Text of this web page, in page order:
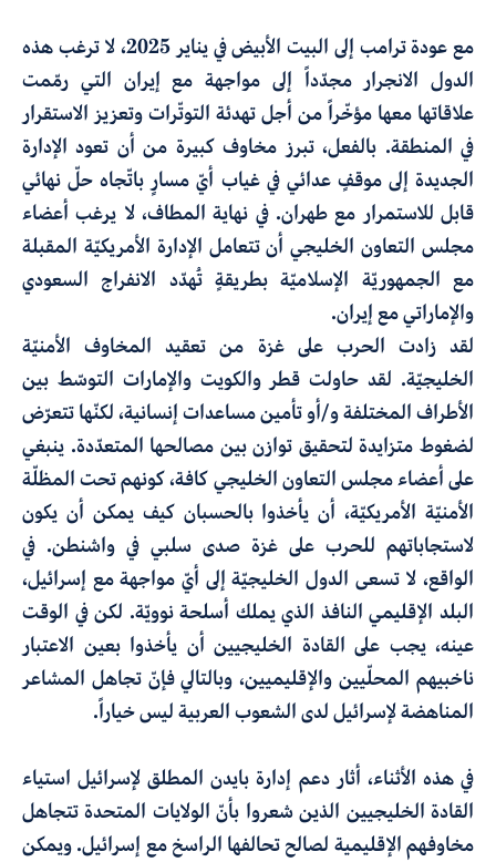
مع عودة ترامب إلى البيت الأبيض في يناير 2025، لا ترغب هذه
الدول الانجرار مجدّداً إلى مواجهة مع إيران التي رمّمت
علاقاتها معها مؤخّراً من أجل تهدئة التوتّرات وتعزيز الاستقرار
في المنطقة. بالفعل، تبرز مخاوف كبيرة من أن تعود الإدارة
الجديدة إلى موقفٍ عدائي في غياب أيّ مسارٍ باتّجاه حلّ نهائي
قابل للاستمرار مع طهران. في نهاية المطاف، لا يرغب أعضاء
مجلس التعاون الخليجي أن تتعامل الإدارة الأمريكيّة المقبلة
مع الجمهوريّة الإسلاميّة بطريقةٍ تُهدّد الانفراج السعودي
والإماراتي مع إيران.
لقد زادت الحرب على غزة من تعقيد المخاوف الأمنيّة
الخليجيّة. لقد حاولت قطر والكويت والإمارات التوسّط بين
الأطراف المختلفة و/أو تأمين مساعدات إنسانية، لكنّها تتعرّض
لضغوط متزايدة لتحقيق توازن بين مصالحها المتعدّدة. ينبغي
على أعضاء مجلس التعاون الخليجي كافة، كونهم تحت المظلّة
الأمنيّة الأمريكيّة، أن يأخذوا بالحسبان كيف يمكن أن يكون
لاستجاباتهم للحرب على غزة صدى سلبي في واشنطن. في
الواقع، لا تسعى الدول الخليجيّة إلى أيّ مواجهة مع إسرائيل،
البلد الإقليمي النافذ الذي يملك أسلحة نوويّة. لكن في الوقت
عينه، يجب على القادة الخليجيين أن يأخذوا بعين الاعتبار
ناخبيهم المحلّيين والإقليميين، وبالتالي فإنّ تجاهل المشاعر
المناهضة لإسرائيل لدى الشعوب العربية ليس خياراً.
في هذه الأثناء، أثار دعم إدارة بايدن المطلق لإسرائيل استياء
القادة الخليجيين الذين شعروا بأنّ الولايات المتحدة تتجاهل
مخاوفهم الإقليمية لصالح تحالفها الراسخ مع إسرائيل. ويمكن